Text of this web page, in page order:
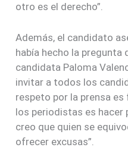
otro es el derecho”.
Además, el candidato
había hecho la pregunta
candidata Paloma
invitar a todos los
respeto por la prensa
los periodistas es hacer
creo que quien se
ofrecer excusas”.